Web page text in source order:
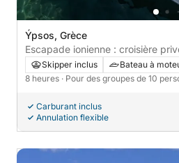
Ýpsos, Grèce
Escapade ionienne : croisière
Paxos, Antipaxos et Gaïos
Skipper inclus
Bateau à
8 heures · Pour des groupes de 10
Carburant inclus
Annulation flexible